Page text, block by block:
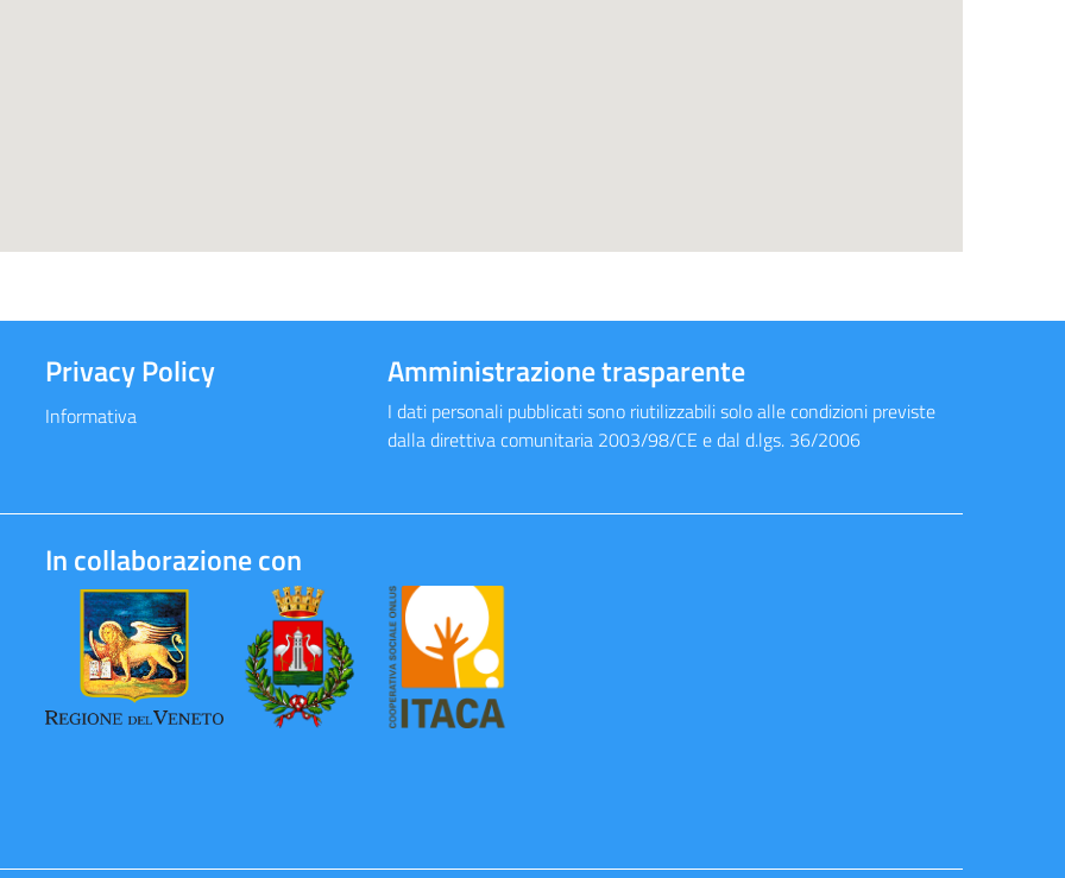
Privacy Policy
Informativa
Amministrazione trasparente
I dati personali pubblicati sono riutilizzabili solo alle condizioni previste
dalla direttiva comunitaria 2003/98/CE e dal d.lgs. 36/2006
In collaborazione con